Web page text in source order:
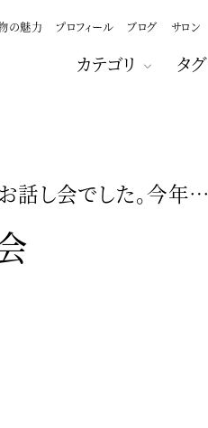
の魅力 プロフィール ブログ サロン
カテゴリ タグ
話し会でした。今年…